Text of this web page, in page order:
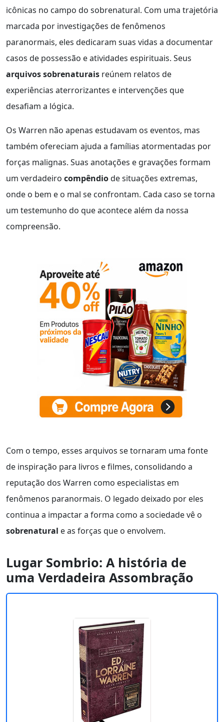
icônicas no campo do sobrenatural. Com uma trajetória
marcada por investigações de fenômenos
paranormais, eles dedicaram suas vidas a documentar
casos de possessão e atividades espirituais. Seus
arquivos sobrenaturais reúnem relatos de
experiências aterrorizantes e intervenções que
desafiam a lógica.
Os Warren não apenas estudavam os eventos, mas
também ofereciam ajuda a famílias atormentadas por
forças malignas. Suas anotações e gravações formam
um verdadeiro compêndiode situações extremas,
onde o bem e o mal se confrontam. Cada caso se torna
um testemunho do que acontece além da nossa
compreensão.
Com o tempo, esses arquivos se tornaram uma fonte
de inspiração para livros e filmes, consolidando a
reputação dos Warren como especialistas em
fenômenos paranormais. O legado deixado por eles
continua a impactar a forma como a sociedade vê o
sobrenatural e as forças que o envolvem.
Lugar Sombrio: A história de
uma Verdadeira Assombração